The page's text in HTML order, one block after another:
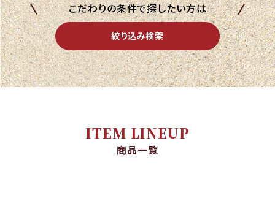
こだわりの条件で探したい方は
絞り込み検索
ITEM LINEUP
商品一覧